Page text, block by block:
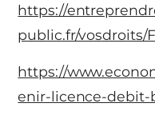
https://
public.fr/vosdroits/
https://
enir-licence-debit-